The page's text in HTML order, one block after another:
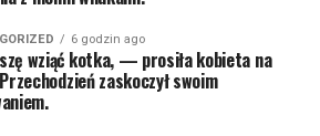
6 godzin ago
wziąć kotka, — prosiła kobieta na
zaskoczył swoim